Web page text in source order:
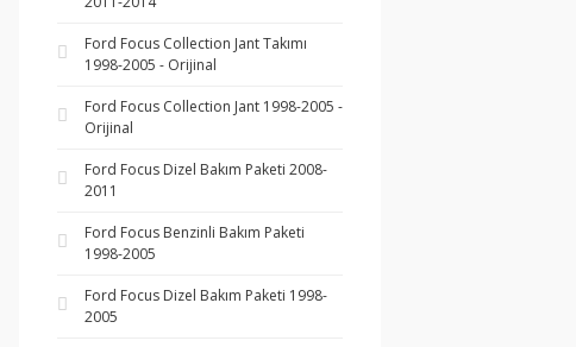
Ford Focus Collection Jant Takımı
1998-2005 - Orijinal
Ford Focus Collection Jant 1998-2005 -
Orijinal
Ford Focus Dizel Bakım Paketi 2008-
2011
Ford Focus Benzinli Bakım Paketi
1998-2005
Ford Focus Dizel Bakım Paketi 1998-
2005